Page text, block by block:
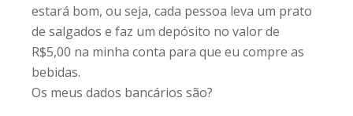
estará bom, ou seja, cada pessoa leva um prato
de salgados e faz um depósito no valor de
R$5,00 na minha conta para que eu compre as
bebidas.
Os meus dados bancários são?